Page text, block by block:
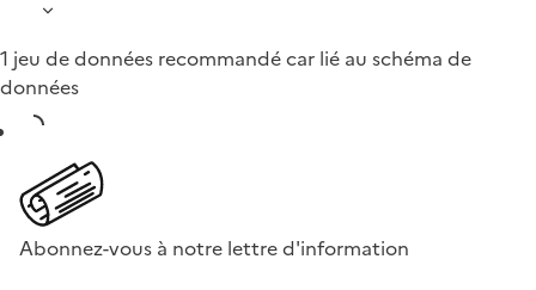
1 jeu de données recommandé car lié au schéma de
données
Abonnez-vous à notre lettre d'information